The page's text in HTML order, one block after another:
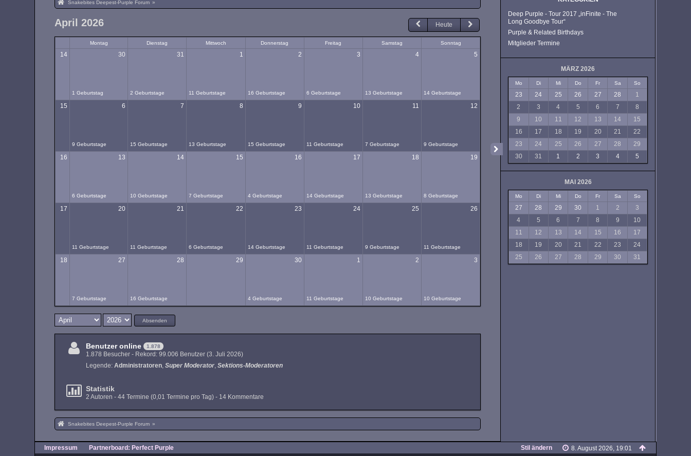
Snakebites Deepest-Purple Forum »
April 2026 Heute
Montag Dienstag Mittwoch Donnerstag Freitag Samstag Sonntag
14 30
1 Geburtstag
31
2 Geburtstage
1
11 Geburtstage
2
16 Geburtstage
3
6 Geburtstage
4
13 Geburtstage
5
14 Geburtstage
15 6
9 Geburtstage
7
15 Geburtstage
8
13 Geburtstage
9
15 Geburtstage
10
11 Geburtstage
11
7 Geburtstage
12
9 Geburtstage
16 13
6 Geburtstage
14
10 Geburtstage
15
7 Geburtstage
16
4 Geburtstage
17
14 Geburtstage
18
13 Geburtstage
19
8 Geburtstage
17 20
11 Geburtstage
21
11 Geburtstage
22
6 Geburtstage
23
14 Geburtstage
24
11 Geburtstage
25
9 Geburtstage
26
11 Geburtstage
18 27
7 Geburtstage
28
16 Geburtstage
29 30
4 Geburtstage
1
11 Geburtstage
2
10 Geburtstage
3
10 Geburtstage
Absenden
Benutzer online 1.878
1.878 Besucher - Rekord: 99.006 Benutzer (3. Juli 2026)
Legende: Administratoren Super Moderator Sektions-Moderatoren
Statistik
2 Autoren - 44 Termine (0,01 Termine pro Tag) - 14 Kommentare
Snakebites Deepest-Purple Forum »
Deep Purple - Tour 2017 „inFinite - The
Long Goodbye Tour“
Purple & Related Birthdays
Mitglieder Termine
MÄRZ 2026
Mo Di Mi Do Fr Sa So
23 24 25 26 27 28
1
2
3 4 5 6 7
8
9
10 11 12 13 14
15
16
17 18 19 20 21
22
23
24 25 26 27 28
29
30
31 1 2 3 4 5
MAI 2026
Mo Di Mi Do Fr Sa So
27 28 29 30 1 2
3
4
5 6 7 8 9
10
11
12 13 14 15 16
17
18
19 20 21 22 23
24
25
26 27 28 29 30 31
Impressum Partnerboard: Perfect Purple 8. August 2026, 19:01
Stil ändern